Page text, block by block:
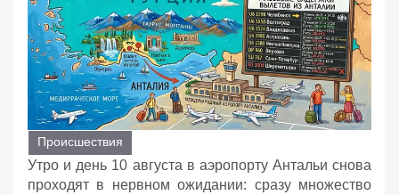
Происшествия
Утро и день 10 августа в аэропорту Антальи снова
проходят в нервном ожидании: сразу множество